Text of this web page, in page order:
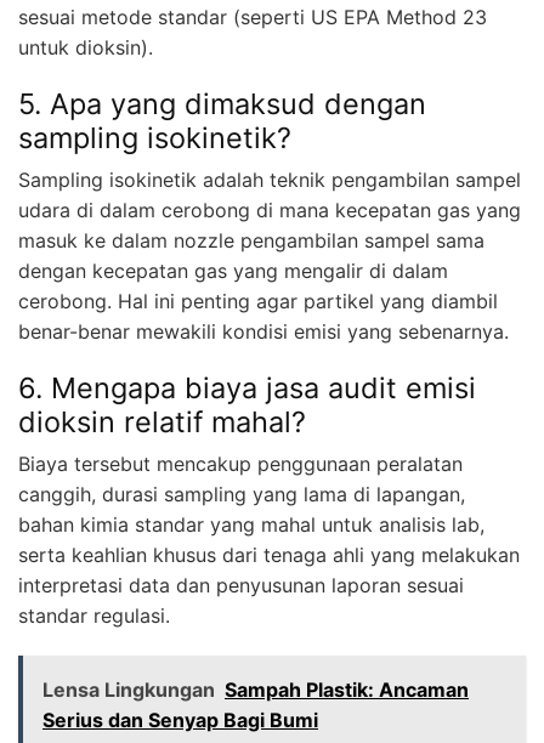
sesuai metode standar (seperti US EPA Method 23
untuk dioksin).
5. Apa yang dimaksud dengan
sampling isokinetik?
Sampling isokinetik adalah teknik pengambilan sampel
udara di dalam cerobong di mana kecepatan gas yang
masuk ke dalam nozzle pengambilan sampel sama
dengan kecepatan gas yang mengalir di dalam
cerobong. Hal ini penting agar partikel yang diambil
benar-benar mewakili kondisi emisi yang sebenarnya.
6. Mengapa biaya jasa audit emisi
dioksin relatif mahal?
Biaya tersebut mencakup penggunaan peralatan
canggih, durasi sampling yang lama di lapangan,
bahan kimia standar yang mahal untuk analisis lab,
serta keahlian khusus dari tenaga ahli yang melakukan
interpretasi data dan penyusunan laporan sesuai
standar regulasi.
Lensa Lingkungan Sampah Plastik: Ancaman
Serius dan Senyap Bagi Bumi